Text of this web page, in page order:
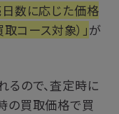
日数に応じた価格
コース対象）」が
るので、査定時に
の買取価格で買